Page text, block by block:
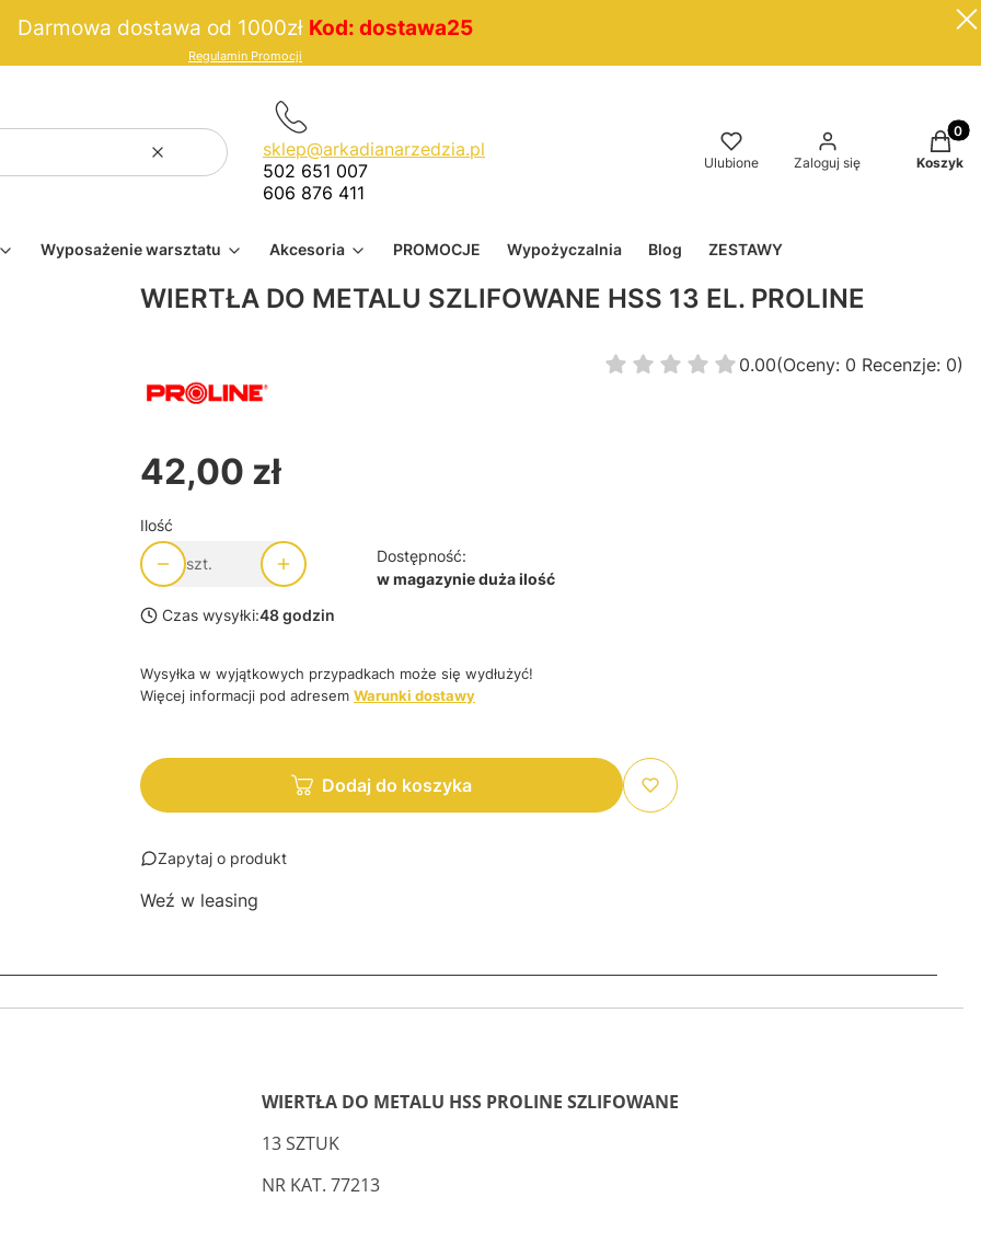
Darmowa dostawa od 1000zł Kod: dostawa25
Regulamin Promocji
WyczyśćSzukaj
sklep@arkadianarzedzia.pl
502 651 007
606 876 411
Ulubione Zaloguj się Koszyk
Wyposażenie warsztatu Akcesoria PROMOCJE Wypożyczalnia Blog ZESTAWY
WIERTŁA DO METALU SZLIFOWANE HSS 13 EL. PROLINE
0.00(Oceny: 0 Recenzje: 0)
Cena
42,00 zł
Ilość
szt.
Dostępność:
w magazynie duża ilość
Czas wysyłki:48 godzin
Wysyłka w wyjątkowych przypadkach może się wydłużyć!
Więcej informacji pod adresem Warunki dostawy
Dodaj do koszyka
Zapytaj o produkt
Weź w leasing
WIERTŁA DO METALU HSS PROLINE SZLIFOWANE
13 SZTUK
NR KAT. 77213